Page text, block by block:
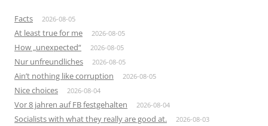
Facts 2026-08-05
At least true for me 2026-08-05
How „unexpected“ 2026-08-05
Nur unfreundliches 2026-08-05
Ain’t nothing like corruption 2026-08-05
Nice choices 2026-08-04
Vor 8 jahren auf FB festgehalten 2026-08-04
Socialists with what they really are good at. 2026-08-03